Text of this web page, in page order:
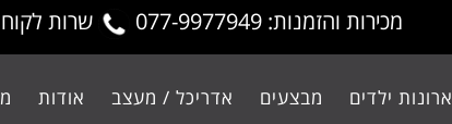
מכירות והזמנות: 077-9977949 שרות לקוחות: 03-
ארונות ילדים מבצעים אדריכל / מעצב אודות